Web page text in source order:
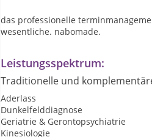
das professionelle
wesentliche. nabomade.
Leistungsspektrum:
Traditionelle und
Aderlass
Dunkelfelddiagnose
Geriatrie & Gerontopsychiatrie
Kinesiologie